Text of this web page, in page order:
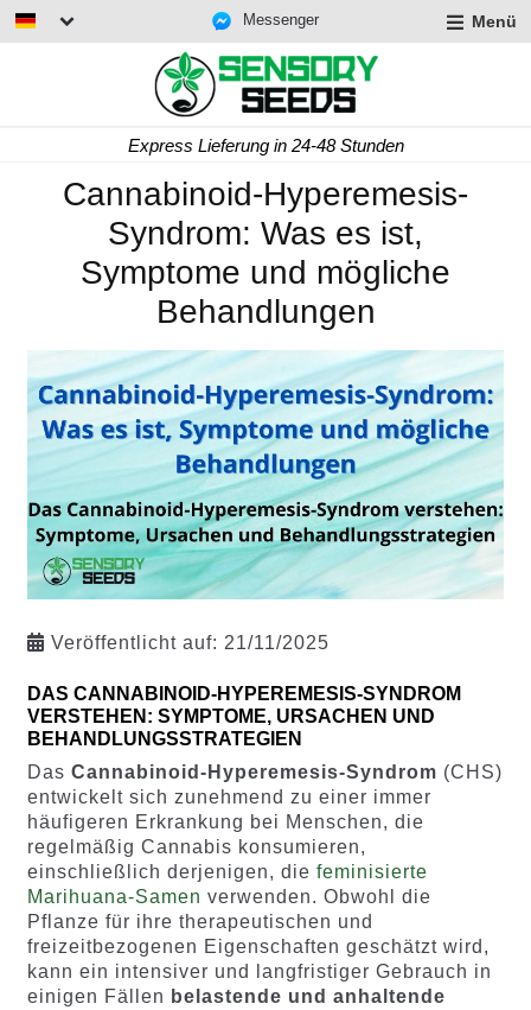
Messenger Menü
Express Lieferung in 24-48 Stunden
Cannabinoid-Hyperemesis-
Syndrom: Was es ist,
Symptome und mögliche
Behandlungen
Veröffentlicht auf: 21/11/2025
DAS CANNABINOID-HYPEREMESIS-SYNDROM
VERSTEHEN: SYMPTOME, URSACHEN UND
BEHANDLUNGSSTRATEGIEN
Das Cannabinoid-Hyperemesis-Syndrom (CHS)
entwickelt sich zunehmend zu einer immer
häufigeren Erkrankung bei Menschen, die
regelmäßig Cannabis konsumieren,
einschließlich derjenigen, die feminisierte
Marihuana-Samen verwenden. Obwohl die
Pflanze für ihre therapeutischen und
freizeitbezogenen Eigenschaften geschätzt wird,
kann ein intensiver und langfristiger Gebrauch in
einigen Fällen belastende und anhaltende